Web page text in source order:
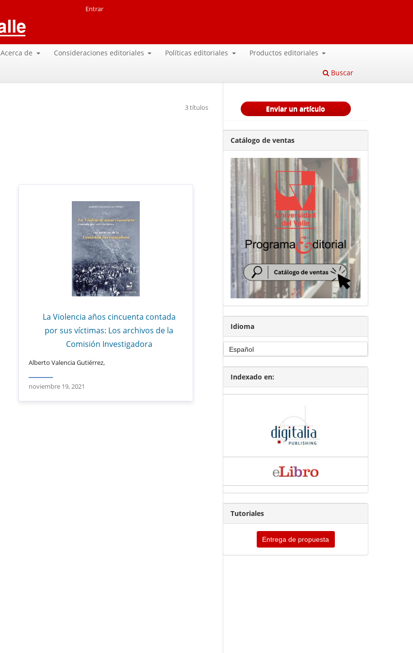
Acerca de Consideraciones editoriales Políticas editoriales Productos editoriales
Buscar
Entrar
3 títulos
La Violencia años cincuenta contada
por sus víctimas: Los archivos de la
Comisión Investigadora
Alberto Valencia Gutiérrez,
noviembre 19, 2021
Enviar un artículo
Catálogo de ventas
Idioma
Indexado en:
Tutoriales
Entrega de propuesta